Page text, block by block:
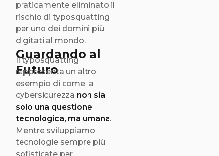
praticamente eliminato il
rischio di typosquatting
per uno dei domini più
digitati al mondo.
Guardando al
Futuro
Il typosquatting
rappresenta un altro
esempio di come la
cybersicurezza non sia
solo una questione
tecnologica, ma umana.
Mentre sviluppiamo
tecnologie sempre più
sofisticate per